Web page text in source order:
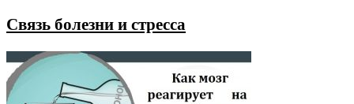
Связь болезни и стресса